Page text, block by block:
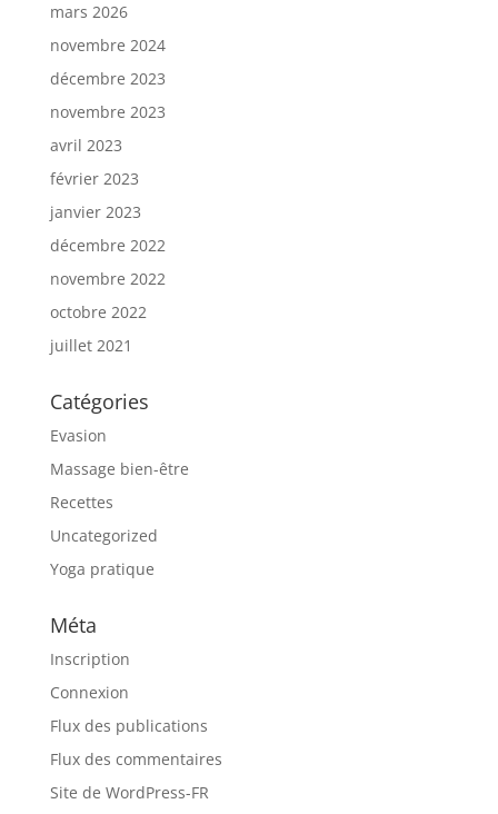
mars 2026
novembre 2024
décembre 2023
novembre 2023
avril 2023
février 2023
janvier 2023
décembre 2022
novembre 2022
octobre 2022
juillet 2021
Catégories
Evasion
Massage bien-être
Recettes
Uncategorized
Yoga pratique
Méta
Inscription
Connexion
Flux des publications
Flux des commentaires
Site de WordPress-FR